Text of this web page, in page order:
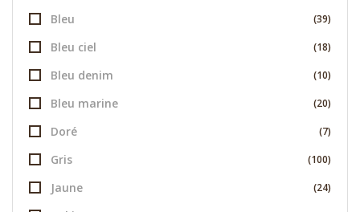
Bleu (39)
Bleu ciel (18)
Bleu denim (10)
Bleu marine (20)
Doré (7)
Gris (100)
Jaune (24)